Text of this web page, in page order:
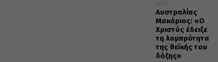
10:25
Αυστραλίας
Μακάριος: «Ο
Χριστός έδειξε
τη λαμπρότητα
της θεϊκής του
δόξης»